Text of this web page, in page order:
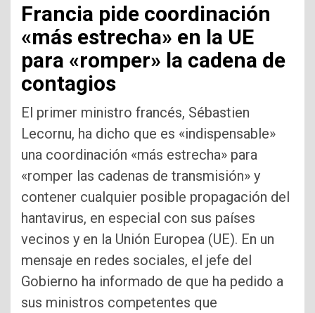
Francia pide coordinación
«más estrecha» en la UE
para «romper» la cadena de
contagios
El primer ministro francés, Sébastien
Lecornu, ha dicho que es «indispensable»
una coordinación «más estrecha» para
«romper las cadenas de transmisión» y
contener cualquier posible propagación del
hantavirus, en especial con sus países
vecinos y en la Unión Europea (UE). En un
mensaje en redes sociales, el jefe del
Gobierno ha informado de que ha pedido a
sus ministros competentes que